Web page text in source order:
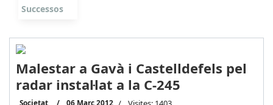
Successos
Malestar a Gavà i Castelldefels pel
radar instal·lat a la C-245
Societat 06 Març 2012